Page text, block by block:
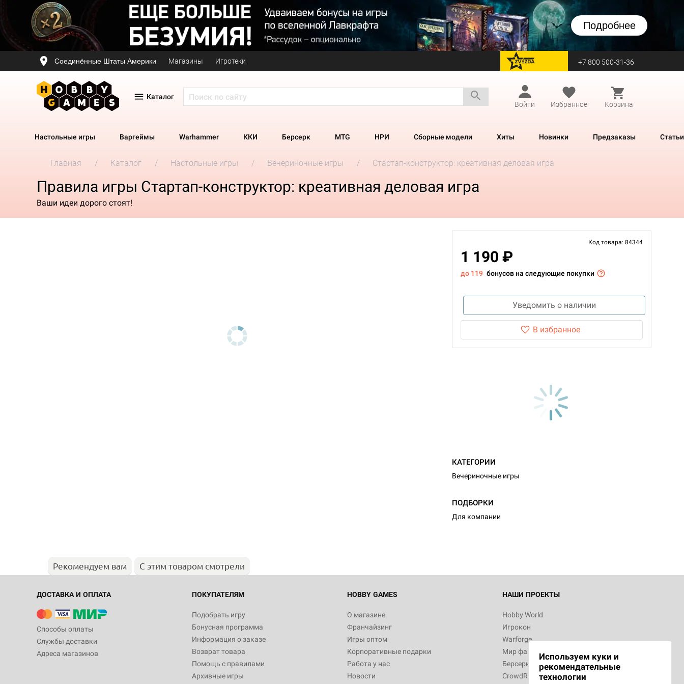
Подробнее
Соединённые Штаты Америки Магазины Игротеки перейти на Zvezda +7 800 500-31-36
Каталог
Войти
Избранное Корзина
Настольные игры Варгеймы Warhammer ККИ Берсерк MTG НРИ Сборные модели Хиты Новинки Предзаказы Статьи
Главная Каталог Настольные игры Вечериночные игры Стартап-конструктор: креативная деловая игра
Правила игры Стартап-конструктор: креативная деловая игра
Ваши идеи дорого стоят!
Код товара: 84344
1 190 ₽
до 119 бонусов на следующие покупки
Уведомить о наличии
В избранное
КАТЕГОРИИ
Вечериночные игры
ПОДБОРКИ
Для компании
Рекомендуем вам С этим товаром смотрели
ДОСТАВКА И ОПЛАТА
Способы оплаты
Службы доставки
Адреса магазинов
ПОКУПАТЕЛЯМ
Подобрать игру
Бонусная программа
Информация о заказе
Возврат товара
Помощь с правилами
Архивные игры
HOBBY GAMES
О магазине
Франчайзинг
Игры оптом
Корпоративные подарки
Работа у нас
Новости
НАШИ ПРОЕКТЫ
Hobby World
Игрокон
Warforge
Мир фантастики
Берсерк
CrowdRepublic
Используем куки и
рекомендательные
технологии